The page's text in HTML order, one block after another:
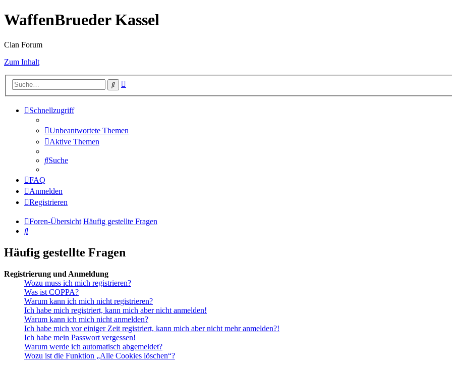
WaffenBrueder Kassel
Clan Forum
Zum Inhalt
Suche
Schnellzugriff
Unbeantwortete Themen
Aktive Themen
Suche
FAQ
Anmelden
Registrieren
Foren-Übersicht Häufig gestellte Fragen
Suche
Häufig gestellte Fragen
Registrierung und Anmeldung
Wozu muss ich mich registrieren?
Was ist COPPA?
Warum kann ich mich nicht registrieren?
Ich habe mich registriert, kann mich aber nicht anmelden!
Warum kann ich mich nicht anmelden?
Ich habe mich vor einiger Zeit registriert, kann mich aber nicht mehr anmelden?!
Ich habe mein Passwort vergessen!
Warum werde ich automatisch abgemeldet?
Wozu ist die Funktion „Alle Cookies löschen“?